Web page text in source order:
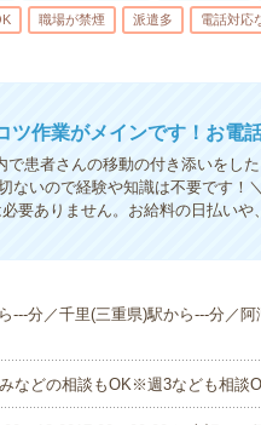
職場が禁煙 派遣多 電話対応
作業がメインです！お電
患者さんの移動の付き添いをし
ないので経験や知識は不要です！
要ありません。お給料の日払いや
---分／千里(三重県)駅から---分／
などの相談もOK※週3なども相談